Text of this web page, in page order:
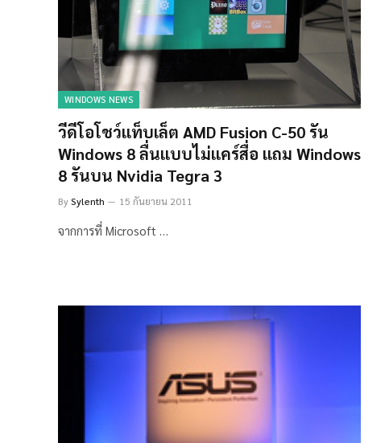
WINDOWS NEWS
วีดีโอโชว์เเท็บเล็ต AMD Fusion C-50 รัน
Windows 8 ลื่นเเบบไม่เเคร์สื่อ เเถม Windows
8 รันบน Nvidia Tegra 3
BySylenth 15 กันยายน 2011
จากการที่ Microsoft …